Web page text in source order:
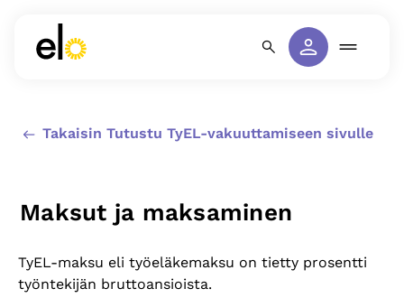
Takaisin Tutustu TyEL-vakuuttamiseen sivulle
Maksut ja maksaminen
TyEL-maksu eli työeläkemaksu on tietty prosentti
työntekijän bruttoansioista.